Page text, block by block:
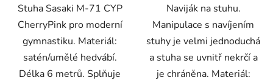
Stuha Sasaki M-71 CYP
CherryPink pro moderní
gymnastiku. Materiál:
satén/umělé hedvábí.
Délka 6 metrů. Splňuje
Naviják na stuhu.
Manipulace s navíjením
stuhy je velmi jednoduchá
a stuha se uvnitř nekrčí a
je chráněna. Materiál: